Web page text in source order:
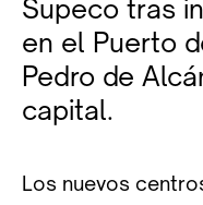
Supeco tras
en el Puerto
Pedro de
capital.
Los nuevos